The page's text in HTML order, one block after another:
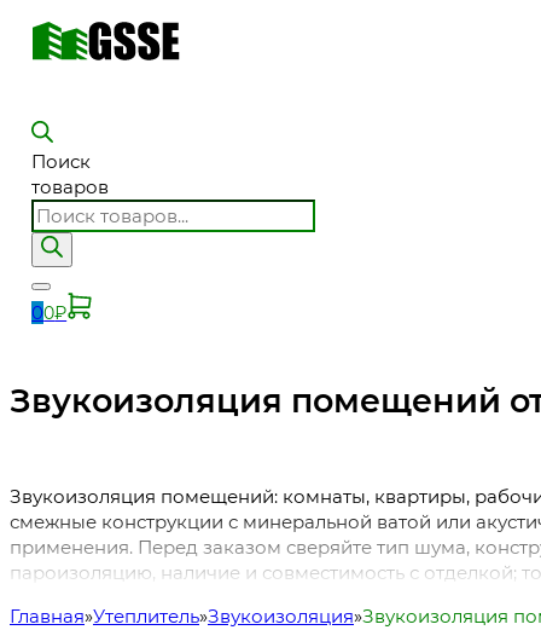
Поиск
товаров
00₽
Звукоизоляция помещений
Звукоизоляция помещений: комнаты, квартиры,
смежные конструкции с минеральной ватой или
применения. Перед заказом сверяйте тип шума,
пароизоляцию, наличие и совместимость с отделкой;
Главная Утеплитель Звукоизоляция Звукоизоляция